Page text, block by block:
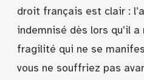
droit français est clair :
indemnisé dès lors qu’il
fragilité qui ne se
vous ne souffriez pas